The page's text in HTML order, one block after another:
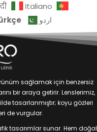
Italiano
اردو
sağlamak için benzersiz
bir araya getirir. Lenslerimiz,
tasarlanmıştır; koyu gözleri
de vurgular.
tasarımlar sunar. Hem doğal